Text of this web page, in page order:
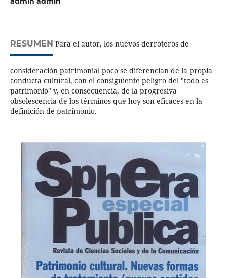
RESUMEN Para el autor, los nuevos derroteros de
consideración patrimonial poco se diferencian de la propia
conducta cultural, con el consiguiente peligro del "todo es
patrimonio" y, en consecuencia, de la progresiva
obsolescencia de los términos que hoy son eficaces en la
definición de patrimonio.